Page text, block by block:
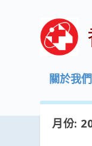
關於我們
月份: